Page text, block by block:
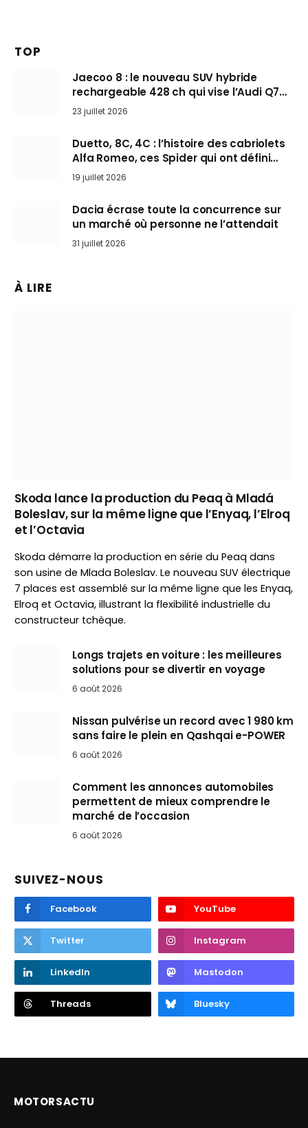
TOP
Jaecoo 8 : le nouveau SUV hybride
rechargeable 428 ch qui vise l’Audi Q7
arrive en Europe cet automne
23 juillet 2026
Duetto, 8C, 4C : l’histoire des cabriolets
Alfa Romeo, ces Spider qui ont défini
l’art de rouler cheveux au vent
19 juillet 2026
Dacia écrase toute la concurrence sur
un marché où personne ne l’attendait
31 juillet 2026
À LIRE
Skoda lance la production du Peaq à Mladá
Boleslav, sur la même ligne que l’Enyaq, l’Elroq
et l’Octavia
Skoda démarre la production en série du Peaq dans
son usine de Mlada Boleslav. Le nouveau SUV électrique
7 places est assemblé sur la même ligne que les Enyaq,
Elroq et Octavia, illustrant la flexibilité industrielle du
constructeur tchèque.
Longs trajets en voiture : les meilleures
solutions pour se divertir en voyage
6 août 2026
Nissan pulvérise un record avec 1 980 km
sans faire le plein en Qashqai e-POWER
6 août 2026
Comment les annonces automobiles
permettent de mieux comprendre le
marché de l’occasion
6 août 2026
SUIVEZ-NOUS
Facebook YouTube
Twitter Instagram
LinkedIn Mastodon
Threads Bluesky
MOTORSACTU